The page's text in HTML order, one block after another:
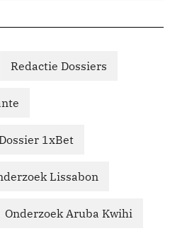
Redactie Dossiers
1xBet
Lissabon
Onderzoek Aruba Kwihi